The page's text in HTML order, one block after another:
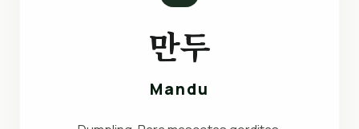
만두
Mandu